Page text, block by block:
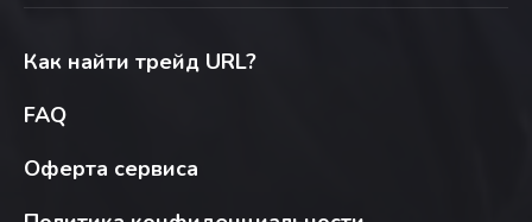
Как найти трейд URL?
FAQ
Оферта сервиса